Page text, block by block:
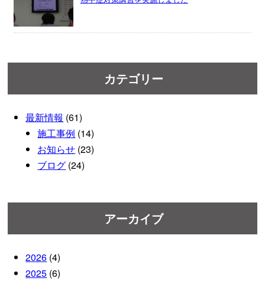
カテゴリー
最新情報 (61)
施工事例 (14)
お知らせ (23)
ブログ (24)
アーカイブ
2026 (4)
2025 (6)